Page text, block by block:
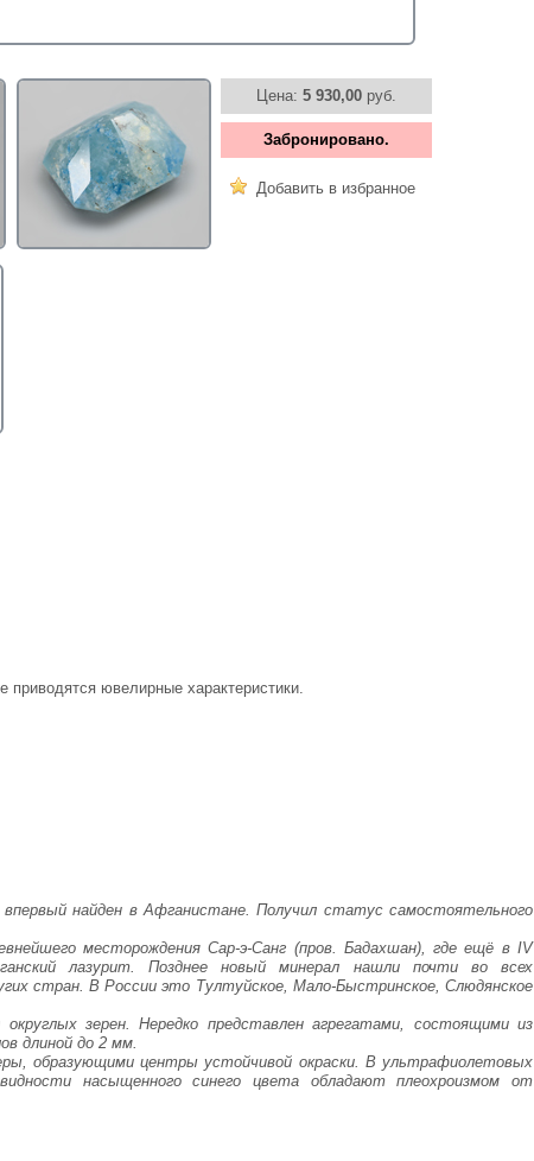
Цена: 5 930,00 руб.
Забронировано.
Добавить в избранное
ювелирные характеристики.
найден в Афганистане. Получил статус самостоятельного
месторождения Сар-э-Санг (пров. Бадахшан), где ещё в IV
лазурит. Позднее новый минерал нашли почти во всех
стран. В России это Тултуйское, Мало-Быстринское, Слюдянское
зерен. Нередко представлен агрегатами, состоящими из
длиной до 2 мм.
образующими центры устойчивой окраски. В ультрафиолетовых
насыщенного синего цвета обладают плеохроизмом от